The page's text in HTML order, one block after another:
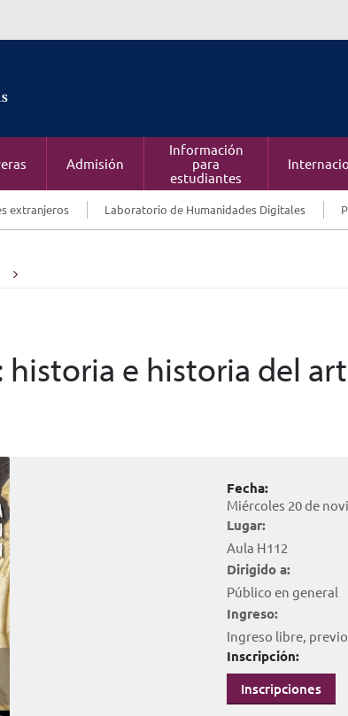
Admisión
Información
para
estudiantes
extranjeros Laboratorio de Humanidades Digitales
historia e historia del
Fecha:
Miércoles 20 de
Lugar:
Aula H112
Dirigido a:
Público en general
Ingreso:
Ingreso libre,
Inscripción:
Inscripciones